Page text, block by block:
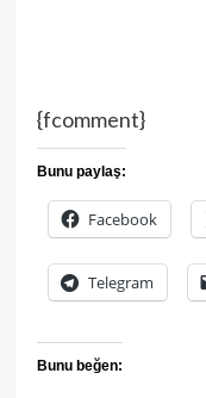
{fcomment}
Bunu paylaş:
Facebook
Telegram
Bunu beğen: